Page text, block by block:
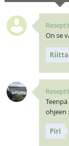
On se
ohjeen
Piri